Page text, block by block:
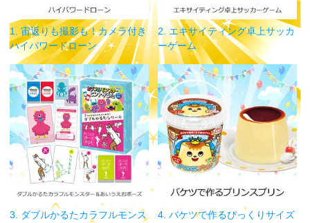
1. 宙返りも撮影も！カメラ付き
ハイパワードローン
2. エキサイティング卓上サッカ
ーゲーム
3. ダブルかるたカラフルモンス
4. バケツで作るびっくりサイズ